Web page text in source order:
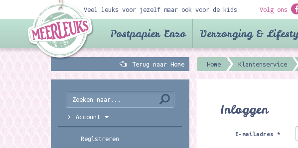
Veel leuks voor jezelf maar ook voor de kids Volg ons
Postpapier Enzo Verzorging &
Terug naar Home Home Klantenservice
Inloggen
E-mailadres*
Account
Registreren